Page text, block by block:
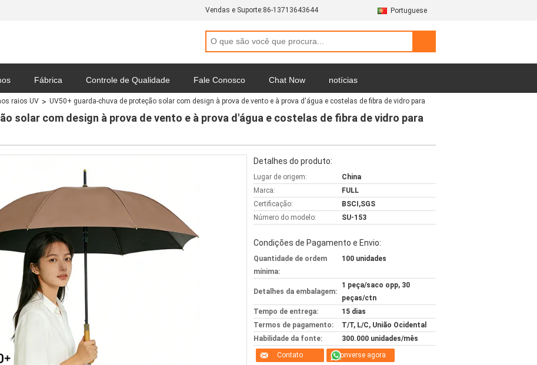
Vendas e Suporte:86-13713643644 Portuguese
Fábrica Controle de Qualidade Fale Conosco Chat Now notícias
Política de Privacidade Todos os casos
raios UV
UV50+ guarda-chuva de proteção solar com design à prova de vento e à prova d'água e costelas de fibra de vidro para
solar com design à prova de vento e à prova d'água e costelas de fibra de vidro para
Detalhes do produto:
Lugar de origem:
China
Marca:
FULL
Certificação:
BSCI,SGS
Número do modelo:
SU-153
Condições de Pagamento e Envio:
Quantidade de ordem
mínima:
100 unidades
Detalhes da embalagem:
1 peça/saco opp, 30
peças/ctn
Tempo de entrega:
15 dias
Termos de pagamento:
T/T, L/C, União Ocidental
Habilidade da fonte:
300.000 unidades/mês
Contato
Converse agora